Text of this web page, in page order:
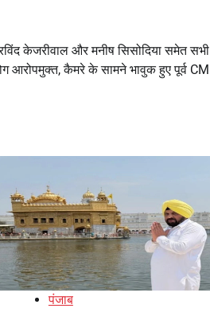
केजरीवाल और मनीष सिसोदिया समेत सभी
आरोपमुक्त, कैमरे के सामने भावुक हुए पूर्व CM
पंजाब